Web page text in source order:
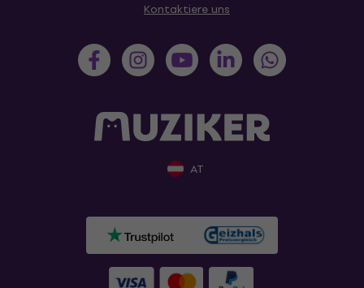
Kontaktiere uns
AT